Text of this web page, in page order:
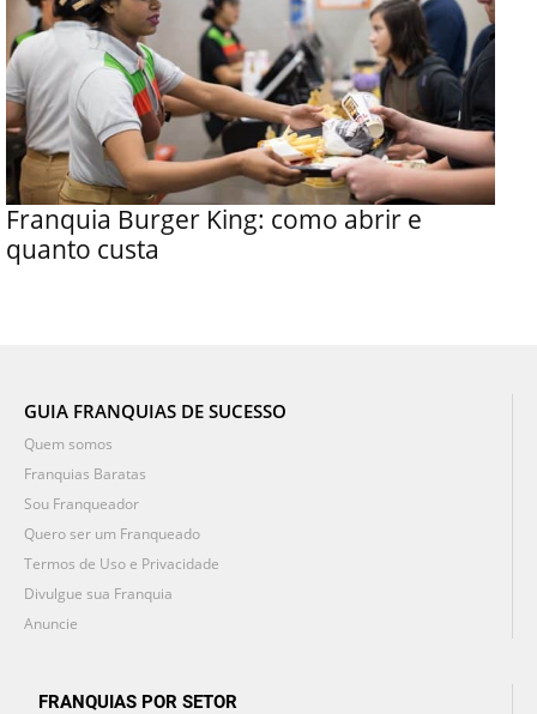
Franquia Burger King: como abrir e
quanto custa
GUIA FRANQUIAS DE SUCESSO
Quem somos
Franquias Baratas
Sou Franqueador
Quero ser um Franqueado
Termos de Uso e Privacidade
Divulgue sua Franquia
Anuncie
FRANQUIAS POR SETOR